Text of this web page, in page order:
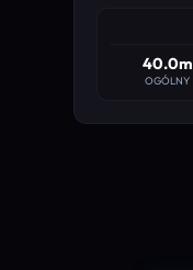
40.0m
OGÓLNY